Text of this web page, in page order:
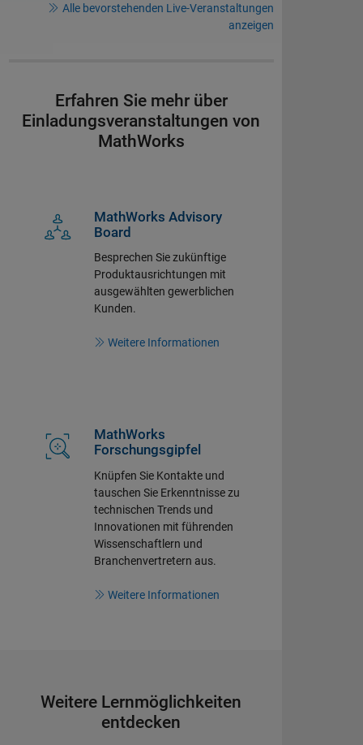
Alle bevorstehenden Live-Veranstaltungen
anzeigen
Erfahren Sie mehr über
Einladungsveranstaltungen von
MathWorks
MathWorks Advisory
Board
Besprechen Sie zukünftige
Produktausrichtungen mit
ausgewählten gewerblichen
Kunden.
Weitere Informationen
MathWorks
Forschungsgipfel
Knüpfen Sie Kontakte und
tauschen Sie Erkenntnisse zu
technischen Trends und
Innovationen mit führenden
Wissenschaftlern und
Branchenvertretern aus.
Weitere Informationen
Weitere Lernmöglichkeiten
entdecken